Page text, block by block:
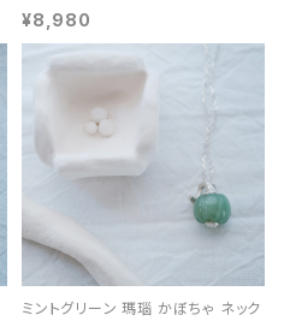
¥8,980
ミントグリーン 瑪瑙 かぼちゃ ネック